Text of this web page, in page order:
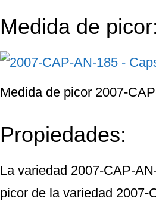
Medida de picor:
Medida de picor 2007-
Propiedades:
La variedad 2007-CAP-
picor de la variedad